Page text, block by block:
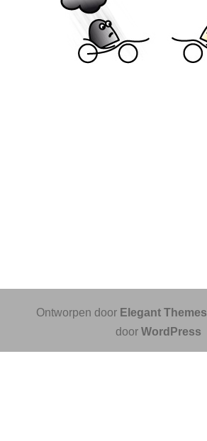
Ontworpen door Elegant Themes
doorWordPress